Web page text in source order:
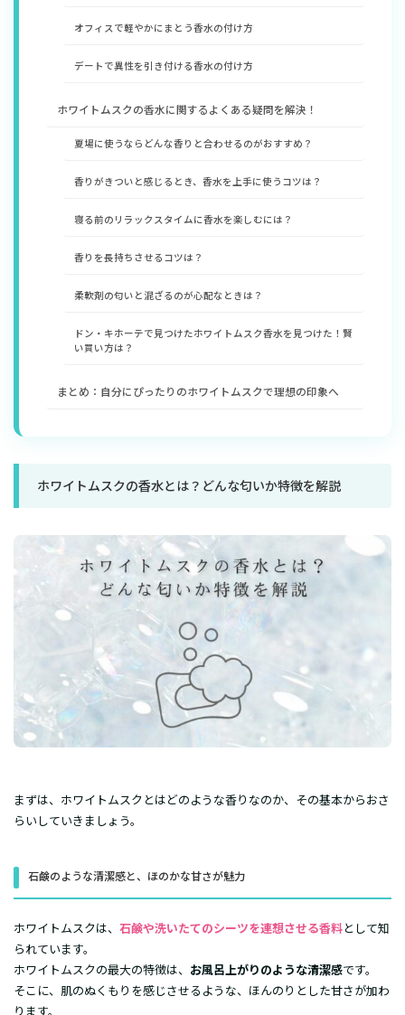
オフィスで軽やかにまとう香水の付け方
デートで異性を引き付ける香水の付け方
ホワイトムスクの香水に関するよくある疑問を解決！
夏場に使うならどんな香りと合わせるのがおすすめ？
香りがきついと感じるとき、香水を上手に使うコツは？
寝る前のリラックスタイムに香水を楽しむには？
香りを長持ちさせるコツは？
柔軟剤の匂いと混ざるのが心配なときは？
ドン・キホーテで見つけたホワイトムスク香水を見つけた！賢
い買い方は？
まとめ：自分にぴったりのホワイトムスクで理想の印象へ
ホワイトムスクの香水とは？どんな匂いか特徴を解説
まずは、ホワイトムスクとはどのような香りなのか、その基本からおさ
らいしていきましょう。
石鹸のような清潔感と、ほのかな甘さが魅力
ホワイトムスクは、 石鹸や洗いたてのシーツを連想させる香料として知
られています。
ホワイトムスクの最大の特徴は、 お風呂上がりのような清潔感です。
そこに、肌のぬくもりを感じさせるような、ほんのりとした甘さが加わ
ります。